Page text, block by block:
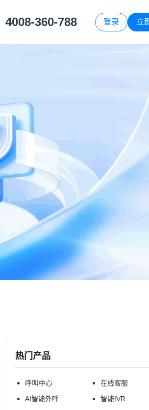
4008-360-788 登录 立
热门产品
呼叫中心
AI智能外呼
在线客服
智能IVR